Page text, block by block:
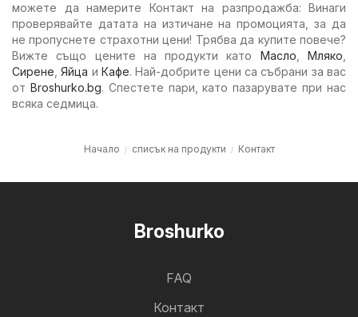
можете да намерите Контакт на разпродажба: Винаги
проверявайте датата на изтичане на промоцията, за да
не пропуснете страхотни цени! Трябва да купите повече?
Вижте също цените на продукти като Масло ,Мляко
Сирене ,Яйца иКафе. Най-добрите цени са събрани за вас
от Broshurko.bg. Спестете пари, като пазарувате при нас
всяка седмица.
Начало списък на продукти Контакт
Broshurko
FAQ
Контакт